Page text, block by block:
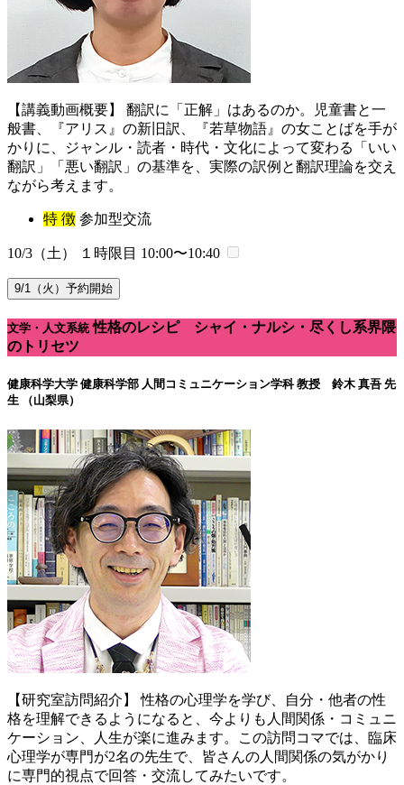
【講義動画概要】 翻訳に「正解」はあるのか。児童書と一
般書、『アリス』の新旧訳、『若草物語』の女ことばを手が
かりに、ジャンル・読者・時代・文化によって変わる「いい
翻訳」「悪い翻訳」の基準を、実際の訳例と翻訳理論を交え
ながら考えます。
特 徴 参加型交流
10/3（土） １時限目 10:00〜10:40
9/1（火）予約開始
文学・人文系統 性格のレシピ シャイ・ナルシ・尽くし系界隈
のトリセツ
健康科学大学 健康科学部 人間コミュニケーション学科 教授 鈴木 真吾 先
生 （山梨県）
【研究室訪問紹介】 性格の心理学を学び、自分・他者の性
格を理解できるようになると、今よりも人間関係・コミュニ
ケーション、人生が楽に進みます。この訪問コマでは、臨床
心理学が専門が2名の先生で、皆さんの人間関係の気がかり
に専門的視点で回答・交流してみたいです。